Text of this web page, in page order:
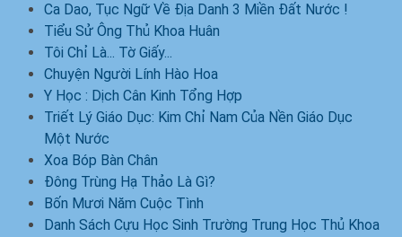
Ca Dao, Tục Ngữ Về Địa Danh 3 Miền Đất Nước !
Tiểu Sử Ông Thủ Khoa Huân
Tôi Chỉ Là... Tờ Giấy...
Chuyện Người Lính Hào Hoa
Y Học : Dịch Cân Kinh Tổng Hợp
Triết Lý Giáo Dục: Kim Chỉ Nam Của Nền Giáo Dục
Một Nước
Xoa Bóp Bàn Chân
Đông Trùng Hạ Thảo Là Gì?
Bốn Mươi Năm Cuộc Tình
Danh Sách Cựu Học Sinh Trường Trung Học Thủ Khoa